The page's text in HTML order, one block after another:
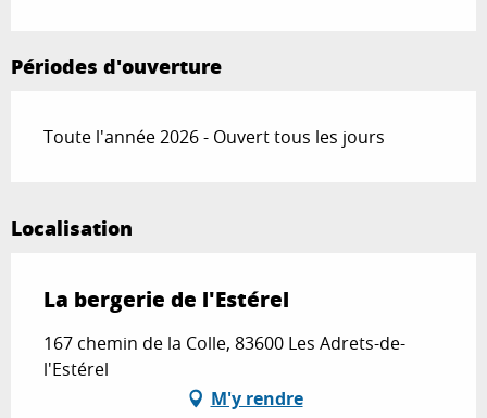
Périodes d'ouverture
Toute l'année 2026 - Ouvert tous les jours
Localisation
La bergerie de l'Estérel
167 chemin de la Colle, 83600 Les Adrets-de-
l'Estérel
M'y rendre